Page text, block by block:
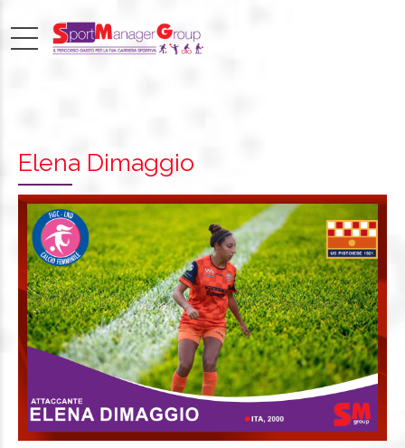
Elena Dimaggio